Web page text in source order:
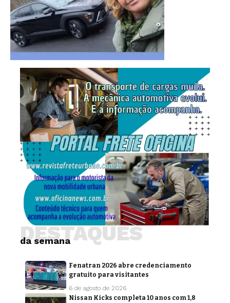
da semana
DESTAQUES
Fenatran 2026 abre credenciamento
gratuito para visitantes
6 de agosto de 2026
Nissan Kicks completa 10 anos com 1,8